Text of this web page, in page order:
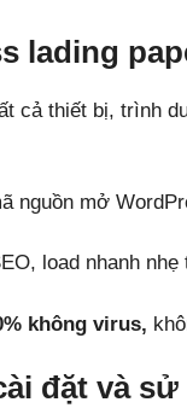
lading
cả thiết bị, trình
nguồn mở
load nhanh
không virus,
đặt và